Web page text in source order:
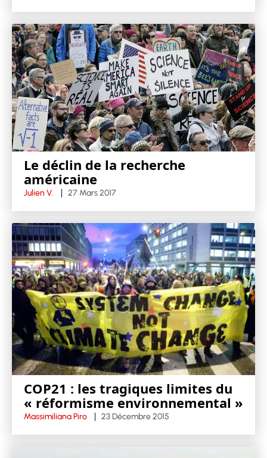
Le déclin de la recherche
américaine
Julien V. 27 Mars 2017
COP21 : les tragiques limites du
« réformisme environnemental »
Massimiliana Piro 23 Décembre 2015